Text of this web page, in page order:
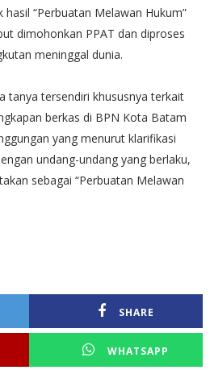
“Perbuatan Melawan Hukum”
dimohonkan PPAT dan diproses
meninggal dunia.
tanya tersendiri khususnya terkait
berkas di BPN Kota Batam
yang menurut klarifikasi
undang-undang yang berlaku,
sebagai “Perbuatan Melawan
SHARE
WHATSAPP